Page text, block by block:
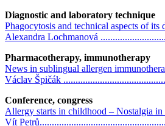
Diagnostic and laboratory technique
Phagocytosis and technical aspects of its
Alexandra Lochmanová
Pharmacotherapy, immunotherapy
News in sublingual allergen
Václav Špičák
Conference, congress
Allergy starts in childhood – Nostalgia in
Vít